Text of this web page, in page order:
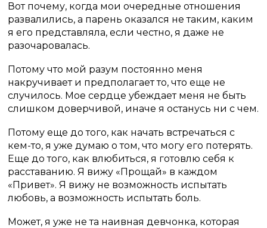
Вот почему, когда мои очередные отношения
развалились, а парень оказался не таким, каким
я его представляла, если честно, я даже не
разочаровалась.
Потому что мой разум постоянно меня
накручивает и предполагает то, что еще не
случилось. Мое сердце убеждает меня не быть
слишком доверчивой, иначе я останусь ни с чем.
Потому еще до того, как начать встречаться с
кем-то, я уже думаю о том, что могу его потерять.
Еще до того, как влюбиться, я готовлю себя к
расставанию. Я вижу «Прощай» в каждом
«Привет». Я вижу не возможность испытать
любовь, а возможность испытать боль.
Может, я уже не та наивная девчонка, которая